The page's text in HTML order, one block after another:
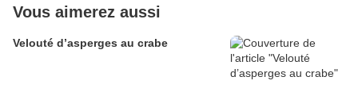
Vous aimerez aussi
Velouté d’asperges au crabe